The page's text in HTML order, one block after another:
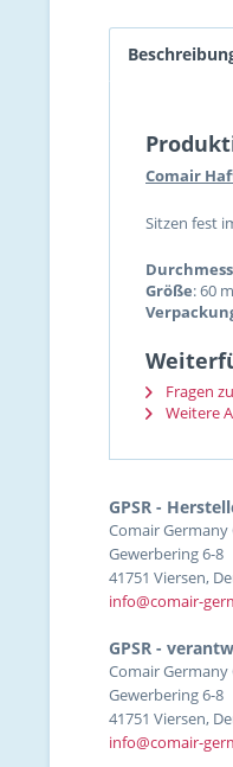
Comair
Sitzen fest
Größe: 60
Fragen
Weitere
GPSR -
Comair Germany
Gewerbering 6-8
41751 Viersen,
info@comair-
GPSR -
Comair Germany
Gewerbering 6-8
41751 Viersen,
info@comair-